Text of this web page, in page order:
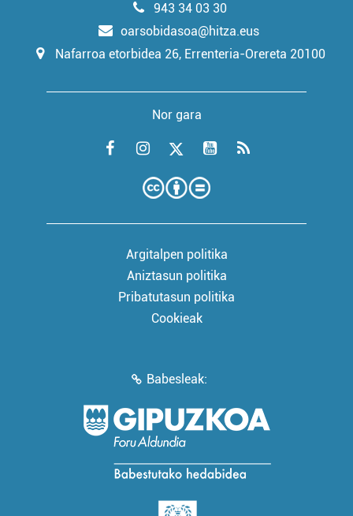
943 34 03 30
oarsobidasoa@hitza.eus
Nafarroa etorbidea 26, Errenteria-Orereta 20100
Nor gara
Argitalpen politika
Aniztasun politika
Pribatutasun politika
Cookieak
Babesleak: